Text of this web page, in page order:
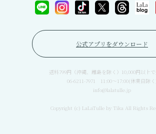
公式アプリをダウンロード
送料799円（沖縄、離島を除く）10,000円以上
06-6211-7971 11:00〜17:00(休業日除
info@lalatulle.jp
Copyright (c) LaLaTulle by Tika All Rights